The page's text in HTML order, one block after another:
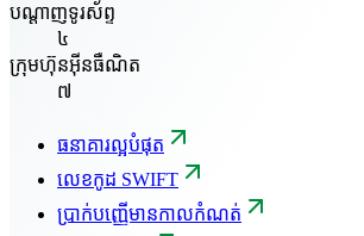
បណ្តាញទូរស័ព្ទ
៤
ក្រុមហ៊ុនអ៊ីនធឺណិត
៧
ធនាគារល្អបំផុត
លេខកូដ SWIFT
ប្រាក់បញ្ញើមានកាលកំណត់